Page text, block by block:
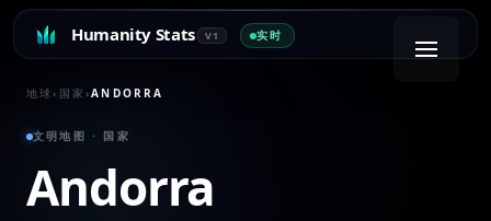
Humanity Stats V1 实时
地球› 国家›ANDORRA
文明地图 · 国家
Andorra